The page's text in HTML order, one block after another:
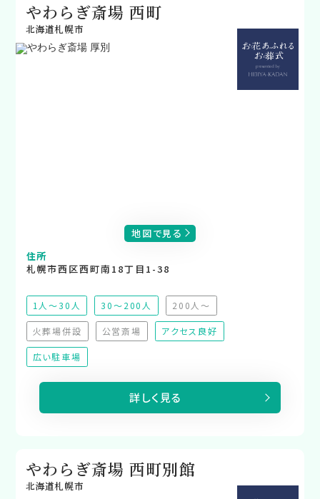
やわらぎ斎場 西町
北海道札幌市
地図で見る
住所
札幌市西区西町南18丁目1-38
1人～30人 30～200人
200人～
（非推奨）
火葬場併設
（非対応）
公営斎場
（非対応）
アクセス良好
広い駐車場
詳しく見る
やわらぎ斎場 西町別館
北海道札幌市